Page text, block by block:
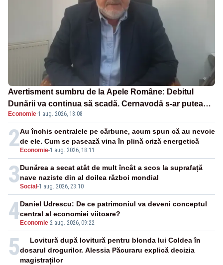
Avertisment sumbru de la Apele Române: Debitul
Dunării va continua să scadă. Cernavodă s-ar putea
închide în 4 zile
Economie·1 aug. 2026, 18:08
2 Economie-1 aug. 2026, 18:11
Au închis centralele pe cărbune, acum spun că au nevoie
de ele. Cum se pasează vina în plină criză energetică
3Social -1 aug. 2026, 23:10
Dunărea a secat atât de mult încât a scos la suprafață
nave naziste din al doilea război mondial
4 Economie-2 aug. 2026, 09:22
Daniel Udrescu: De ce patrimoniul va deveni conceptul
central al economiei viitoare?
5
Lovitură după lovitură pentru blonda lui Coldea în
dosarul drogurilor. Alessia Păcuraru explică decizia
magistraților